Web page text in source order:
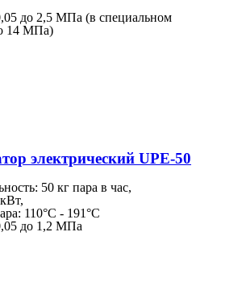
до 2,5 МПа (в специальном
14 МПа)
электрический UPE-50
50 кг пара в час,
110°C - 191°C
до 1,2 МПа